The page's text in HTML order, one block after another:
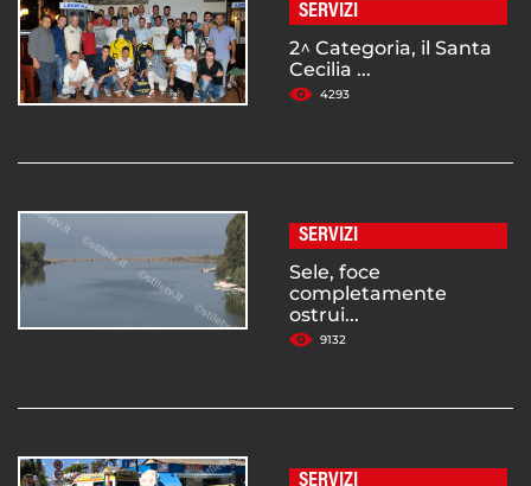
SERVIZI
2^ Categoria, il Santa
Cecilia ...
4293
SERVIZI
Sele, foce
completamente
ostrui...
9132
SERVIZI